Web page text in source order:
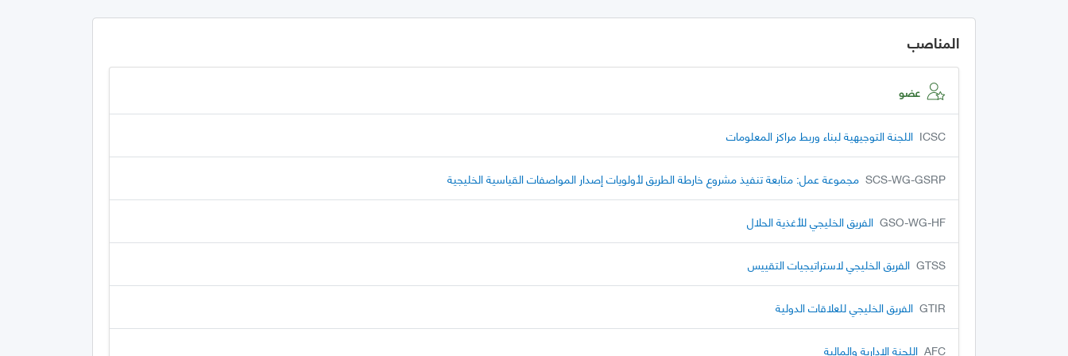
المناصب
عضو
ICSC اللجنة التوجيهية لبناء وربط مراكز المعلومات
SCS-WG-GSRP مجموعة عمل: متابعة تنفيذ مشروع خارطة الطريق لأولويات إصدار المواصفات القياسية الخليجية
GSO-WG-HF الفريق الخليجي للأغذية الحلال
GTSS الفريق الخليجي لاستراتيجيات التقييس
GTIR الفريق الخليجي للعلاقات الدولية
AFC اللجنة الإدارية والمالية